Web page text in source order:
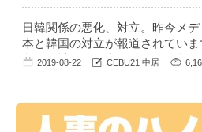
日韓関係の悪化、対立。昨今メ
本と韓国の対立が報道されてい
留学の計画を見直されている方も
2019-08-22 CEBU21 中居